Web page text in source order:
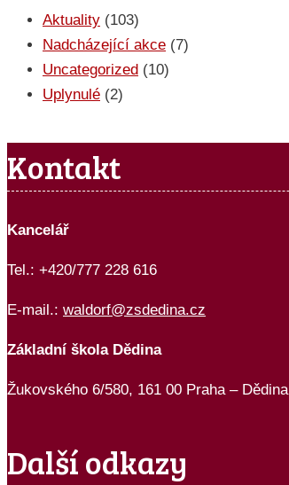
Aktuality (103)
Nadcházející akce (7)
Uncategorized (10)
Uplynulé (2)
Kontakt
Kancelář
Tel.: +420/777 228 616
E-mail.: waldorf@zsdedina.cz
Základní škola Dědina
Žukovského 6/580, 161 00 Praha – Dědina
Další odkazy